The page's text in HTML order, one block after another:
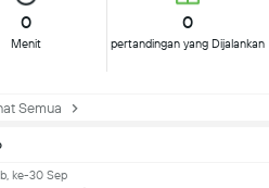
0
Menit
0
pertandingan yang Dijalankan
Semua
ke-30 Sep